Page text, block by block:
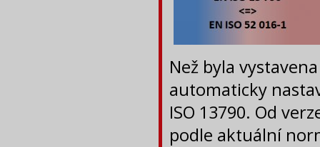
Než byla
automaticky
ISO 13790. Od
podle aktuální